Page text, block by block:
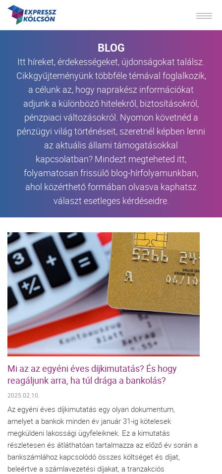
BLOG
Itt híreket, érdekességeket, újdonságokat találsz.
Cikkgyűjteményünk többféle témával foglalkozik,
a célunk az, hogy naprakész információkat
adjunk a különböző hitelekről, biztosításokról,
pénzpiaci változásokról. Nyomon követnéd a
pénzügyi világ történéseit, szeretnél képben lenni
az aktuális állami támogatásokkal
kapcsolatban? Mindezt megteheted itt,
folyamatosan frissülő blog-hírfolyamunkban,
ahol közérthető formában olvasva kaphatsz
választ esetleges kérdéseidre.
Mi az az egyéni éves díjkimutatás? És hogy
reagáljunk arra, ha túl drága a bankolás?
2025.02.10.
Az egyéni éves díjkimutatás egy olyan dokumentum,
amelyet a bankok minden év január 31-ig kötelesek
megküldeni lakossági ügyfeleiknek. Ez a kimutatás
részletesen és átláthatóan tartalmazza az előző év során a
bankszámlához kapcsolódó összes költséget és díjat,
beleértve a számlavezetési díjakat, a tranzakciós